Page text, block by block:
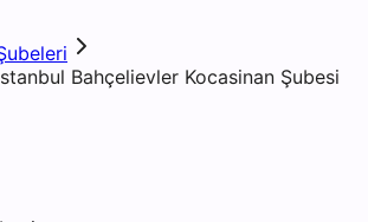
Bahçelievler Kocasinan Şubesi